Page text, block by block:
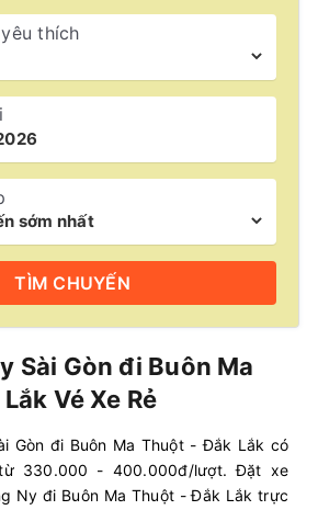
thích
TÌM CHUYẾN
Sài Gòn đi Buôn Ma
Vé Xe Rẻ
Gòn đi Buôn Ma Thuột - Đắk Lắk có
330.000 - 400.000đ/lượt. Đặt xe
Ny đi Buôn Ma Thuột - Đắk Lắk trực